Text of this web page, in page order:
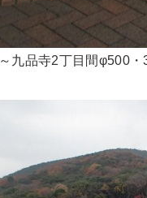
～九品寺2丁目間